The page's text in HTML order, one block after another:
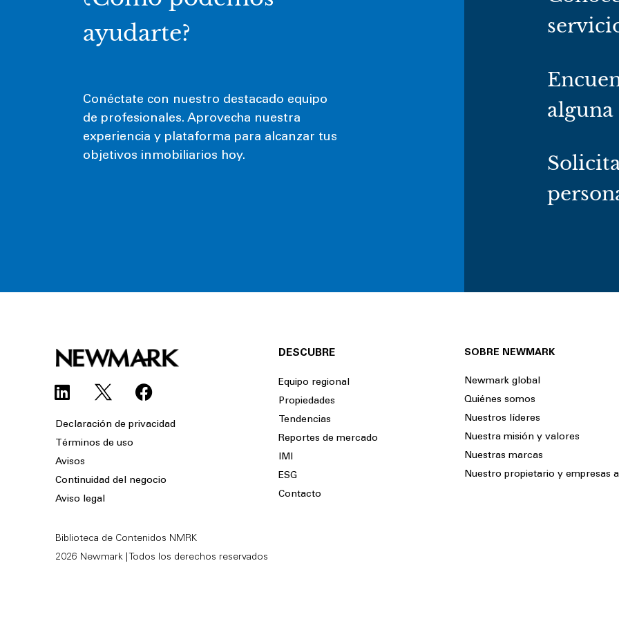
ayudarte?
Conéctate con nuestro destacado equipo
de profesionales. Aprovecha nuestra
experiencia y plataforma para alcanzar tus
objetivos inmobiliarios hoy.
L
i
n
k
d
i
n
F
a
o
Declaración de privacidad
Términos de uso
Avisos
Continuidad del negocio
Aviso legal
Biblioteca de Contenidos NMRK
2026 Newmark | Todos los derechos reservados
DESCUBRE
Equipo regional
Propiedades
Tendencias
Reportes de mercado
IMI
ESG
Contacto
SOBRE NEWMARK
Newmark global
Quiénes somos
Nuestros líderes
Nuestra misión y valores
Nuestras marcas
Nuestro propietario y empresas